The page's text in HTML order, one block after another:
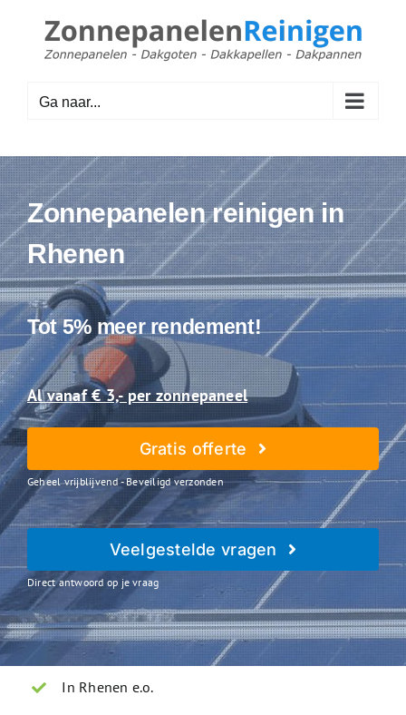
inhoud
Ga naar...
Zonnepanelen reinigen in
Rhenen
Tot 5% meer rendement!
Al vanaf € 3,- per zonnepaneel
Gratis offerte
Geheel vrijblijvend - Beveiligd verzonden
Veelgestelde vragen
Direct antwoord op je vraag
In Rhenen e.o.